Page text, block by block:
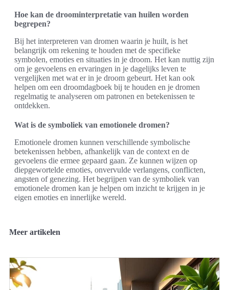
Hoe kan de droominterpretatie van huilen worden
begrepen?
Bij het interpreteren van dromen waarin je huilt, is het
belangrijk om rekening te houden met de specifieke
symbolen, emoties en situaties in je droom. Het kan nuttig zijn
om je gevoelens en ervaringen in je dagelijks leven te
vergelijken met wat er in je droom gebeurt. Het kan ook
helpen om een droomdagboek bij te houden en je dromen
regelmatig te analyseren om patronen en betekenissen te
ontdekken.
Wat is de symboliek van emotionele dromen?
Emotionele dromen kunnen verschillende symbolische
betekenissen hebben, afhankelijk van de context en de
gevoelens die ermee gepaard gaan. Ze kunnen wijzen op
diepgewortelde emoties, onvervulde verlangens, conflicten,
angsten of genezing. Het begrijpen van de symboliek van
emotionele dromen kan je helpen om inzicht te krijgen in je
eigen emoties en innerlijke wereld.
Meer artikelen